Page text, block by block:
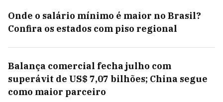
Onde o salário mínimo é maior no Brasil?
Confira os estados com piso regional
Balança comercial fecha julho com
superávit de US$ 7,07 bilhões; China segue
como maior parceiro